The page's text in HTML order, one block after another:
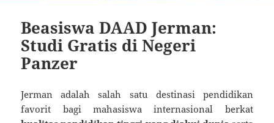
Beasiswa DAAD Jerman:
Studi Gratis di Negeri
Panzer
Jerman adalah salah satu destinasi pendidikan
favorit bagi mahasiswa internasional berkat